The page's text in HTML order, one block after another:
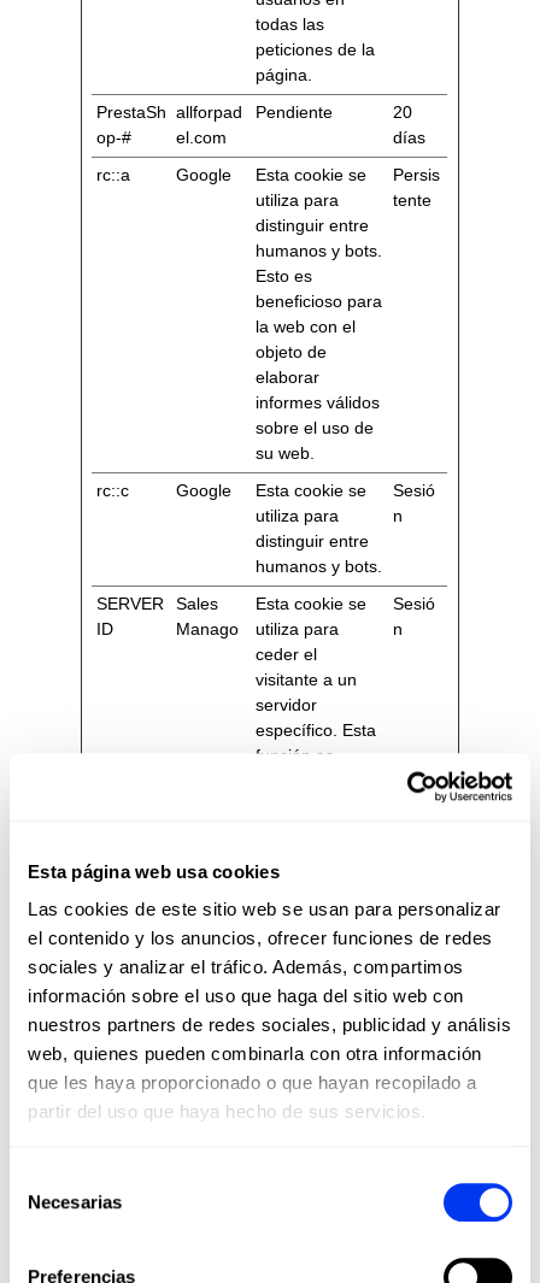
Esta página web usa cookies
Las cookies de este sitio web se usan para personalizar
el contenido y los anuncios, ofrecer funciones de redes
sociales y analizar el tráfico. Además, compartimos
información sobre el uso que haga del sitio web con
nuestros partners de redes sociales, publicidad y análisis
web, quienes pueden combinarla con otra información
que les haya proporcionado o que hayan recopilado a
partir del uso que haya hecho de sus servicios.
Necesarias
Preferencias
todas las
peticiones de la
página.
PrestaSh
op-#
allforpad
el.com
Pendiente
20
días
rc::a
Google
Esta cookie se
utiliza para
distinguir entre
humanos y bots.
Esto es
beneficioso para
la web con el
objeto de
elaborar
informes válidos
sobre el uso de
su web.
Persis
tente
rc::c Google
Esta cookie se
utiliza para
distinguir entre
humanos y bots.
Sesió
n
SERVER
ID
Sales
Manago
Esta cookie se
utiliza para
ceder el
visitante a un
servidor
específico. Esta
función es
Sesió
n
test_coo
Google
Utilizada para
navegador del
usuario admite
cookies.
Preferencias (7)
Las cookies de preferencias permiten a la
página web recordar información que cambia
Nombre
máxima